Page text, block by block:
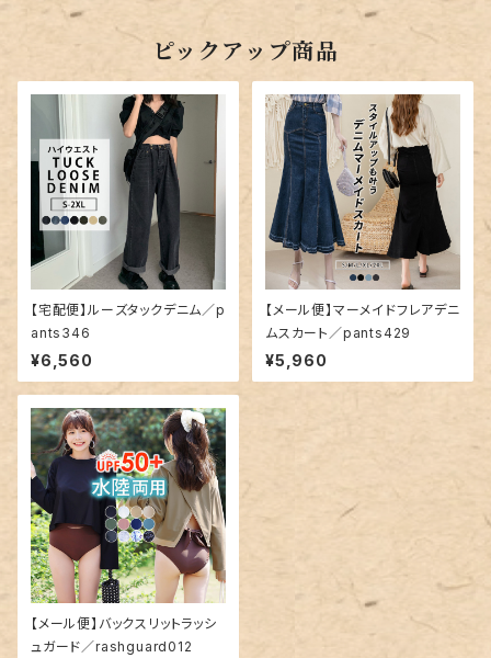
ピックアップ商品
【宅配便】ルーズタックデニム／p
ants346
¥6,560
【メール便】マーメイドフレアデニ
ムスカート／pants429
¥5,960
【メール便】バックスリットラッシ
ュガード／rashguard012